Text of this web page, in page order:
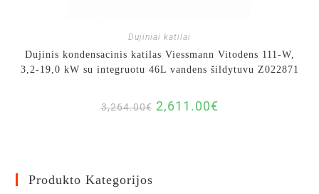
Dujiniai katilai
Dujinis kondensacinis katilas Viessmann Vitodens 111-W,
3,2-19,0 kW su integruotu 46L vandens šildytuvu Z022871
3,264.00€ 2,611.00€
Produkto Kategorijos